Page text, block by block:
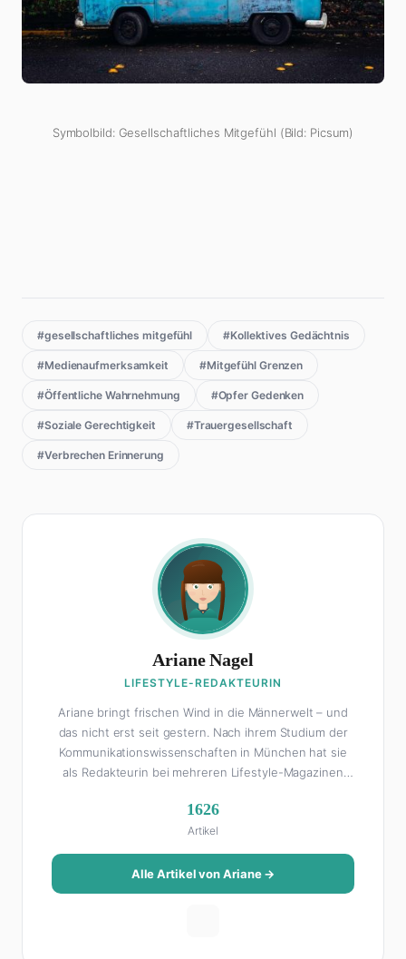
Symbolbild: Gesellschaftliches Mitgefühl (Bild: Picsum)
#gesellschaftliches mitgefühl #Kollektives Gedächtnis
#Medienaufmerksamkeit #Mitgefühl Grenzen
#Öffentliche Wahrnehmung #Opfer Gedenken
#Soziale Gerechtigkeit #Trauergesellschaft
#Verbrechen Erinnerung
Ariane Nagel
LIFESTYLE-REDAKTEURIN
Ariane bringt frischen Wind in die Männerwelt – und
das nicht erst seit gestern. Nach ihrem Studium der
Kommunikationswissenschaften in München hat sie
als Redakteurin bei mehreren Lifestyle-Magazinen
Als Lifestyle-Redakteurin schreibt sie über alles, was
das Leben schöner macht: von Interior Design und
Reise-Tipps über Food-Trends bis hin zu
Beziehungsratgebern, die auch Männer gerne lesen.
Ihre Geheimwaffe: Sie weiß genau, was Frauen an
1626
Artikel
Alle Artikel von Ariane →